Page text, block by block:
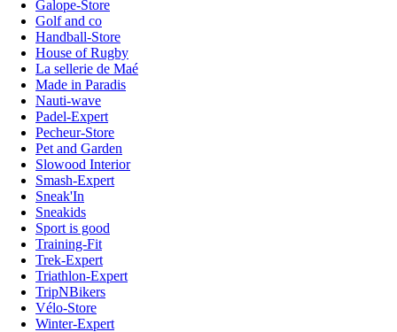
Galope-Store
Golf and co
Handball-Store
House of Rugby
La sellerie de Maé
Made in Paradis
Nauti-wave
Padel-Expert
Pecheur-Store
Pet and Garden
Slowood Interior
Smash-Expert
Sneak'In
Sneakids
Sport is good
Training-Fit
Trek-Expert
Triathlon-Expert
TripNBikers
Vélo-Store
Winter-Expert